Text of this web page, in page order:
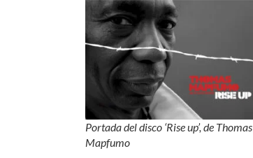
Portada del disco ‘Rise up’, de Thomas
Mapfumo